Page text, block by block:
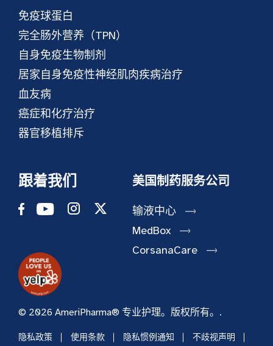
免疫球蛋白
完全肠外营养（TPN）
自身免疫生物制剂
居家自身免疫性神经肌肉疾病治疗
血友病
癌症和化疗治疗
器官移植排斥
跟着我们 美国制药服务公司
输液中心
MedBox
CorsanaCare
© 2026 AmeriPharma® 专业护理。版权所有。.
隐私政策 使用条款 隐私惯例通知 不歧视声明